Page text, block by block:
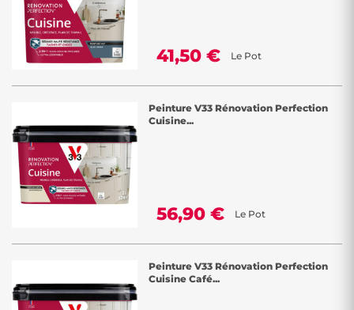
41,50 € Le Pot
Peinture V33 Rénovation Perfection
Cuisine...
56,90 € Le Pot
Peinture V33 Rénovation Perfection
Cuisine Café...